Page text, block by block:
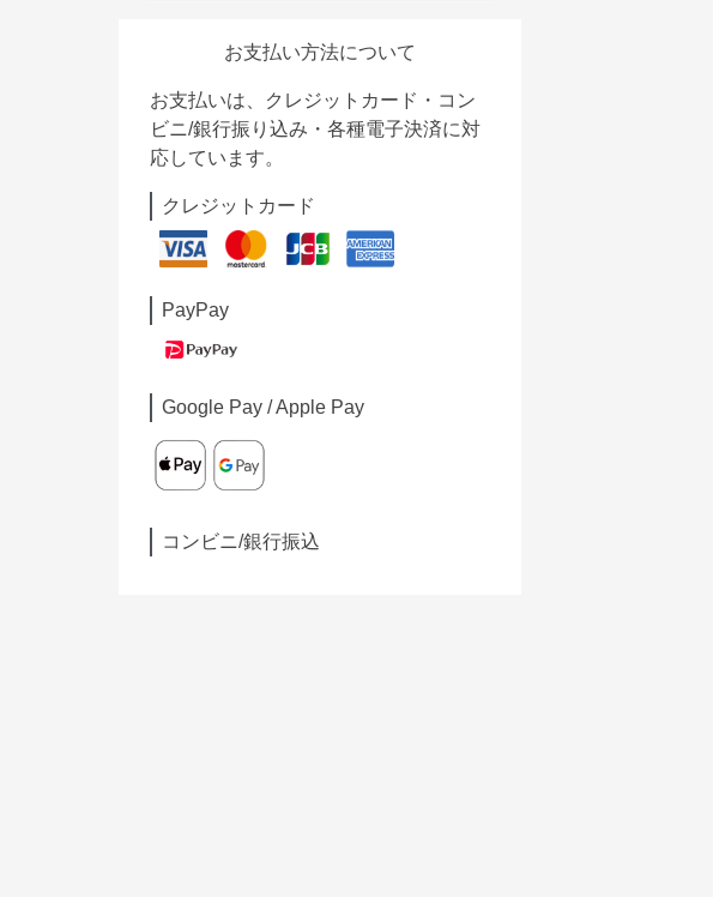
お支払い方法について
お支払いは、クレジットカード・コン
ビニ/銀行振り込み・各種電子決済に対
応しています。
クレジットカード
PayPay
Google Pay / Apple Pay
コンビニ/銀行振込